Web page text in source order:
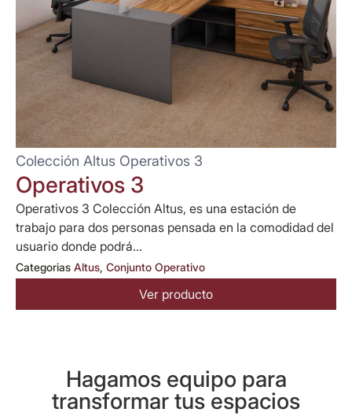
Colección Altus Operativos 3
Operativos 3
Operativos 3 Colección Altus, es una estación de
trabajo para dos personas pensada en la comodidad del
usuario donde podrá...
Categorias Altus, Conjunto Operativo
Ver producto
Hagamos equipo para
transformar tus espacios